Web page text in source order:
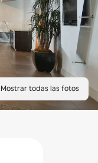
Mostrar todas las fotos